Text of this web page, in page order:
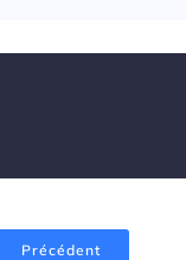
Précédent